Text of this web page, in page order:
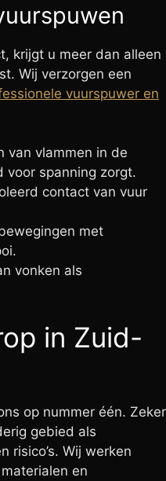
krijgt u meer dan alleen
Wij verzorgen een
vuurspuwer en
van vlammen in de
voor spanning zorgt.
contact van vuur
met
vonken als
in Zuid-
op nummer één. Zeker
gebied als
risico’s. Wij werken
en